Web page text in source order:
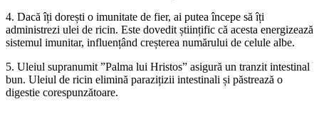
4. Dacă îți dorești o imunitate de fier, ai putea începe să îți
administrezi ulei de ricin. Este dovedit științific că acesta energizează
sistemul imunitar, influențând creșterea numărului de celule albe.
5. Uleiul supranumit ”Palma lui Hristos” asigură un tranzit intestinal
bun. Uleiul de ricin elimină parazițizii intestinali și păstrează o
digestie corespunzătoare.